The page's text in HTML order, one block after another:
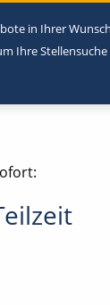
in Ihrer
Ihre